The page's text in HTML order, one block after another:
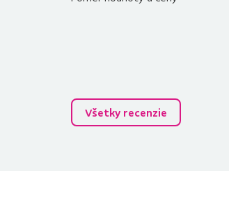
Všetky recenzie